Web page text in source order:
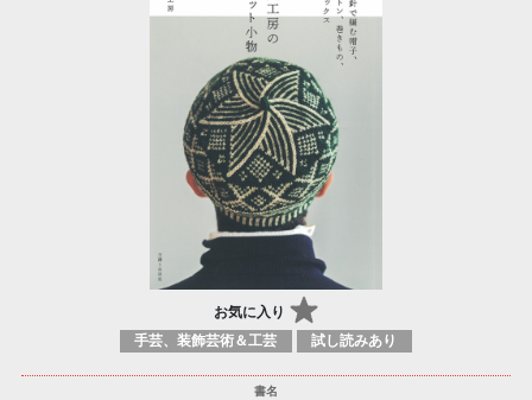
お気に入り
手芸、装飾芸術＆工芸 試し読みあり